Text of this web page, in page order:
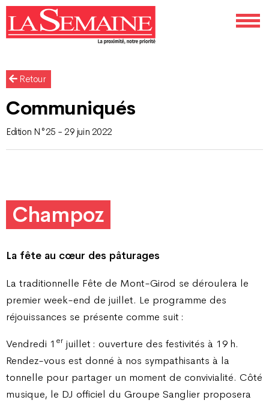
Retour
Communiqués
Edition N°25 - 29 juin 2022
Champoz
La fête au cœur des pâturages
La traditionnelle Fête de Mont-Girod se déroulera le
premier week-end de juillet. Le programme des
réjouissances se présente comme suit :
Vendredi 1 er juillet : ouverture des festivités à 19 h.
Rendez-vous est donné à nos sympathisants à la
tonnelle pour partager un moment de convivialité. Côté
musique, le DJ officiel du Groupe Sanglier proposera